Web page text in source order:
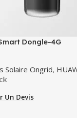
Dongle-4G
Solaire Ongrid,
Un Devis